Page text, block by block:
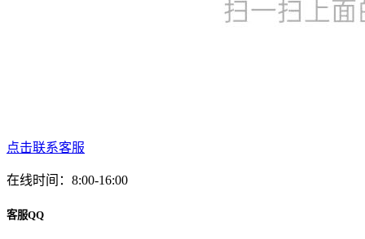
点击联系客服
在线时间：8:00-16:00
客服QQ